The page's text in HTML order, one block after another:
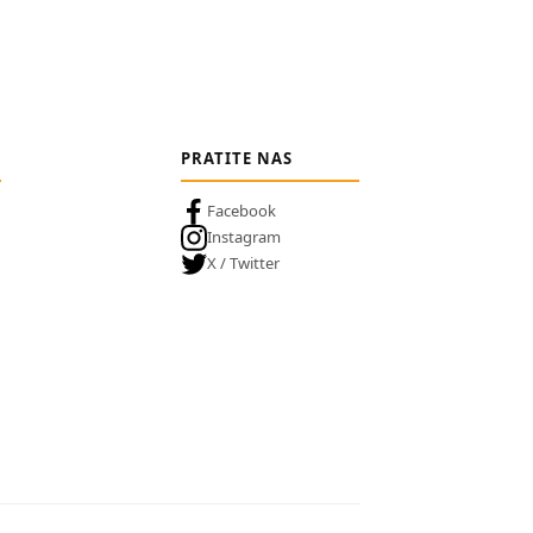
PRATITE NAS
Facebook
Instagram
X / Twitter